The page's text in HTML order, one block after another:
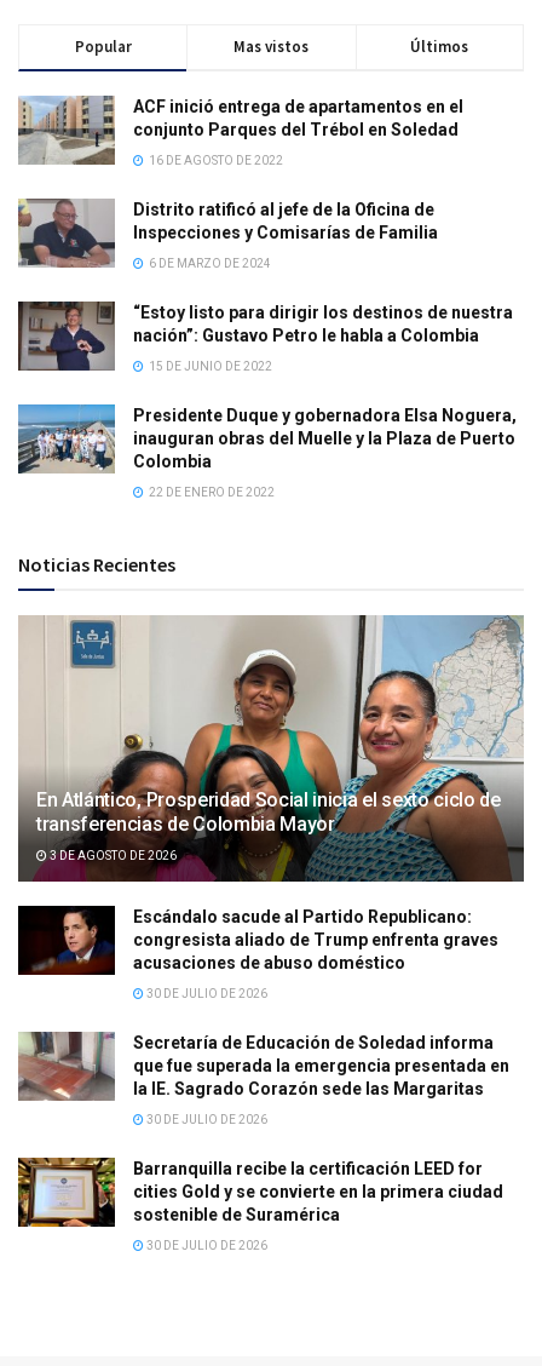
Popular Mas vistos Últimos
ACF inició entrega de apartamentos en el
conjunto Parques del Trébol en Soledad
16 DE AGOSTO DE 2022
Distrito ratificó al jefe de la Oficina de
Inspecciones y Comisarías de Familia
6 DE MARZO DE 2024
“Estoy listo para dirigir los destinos de nuestra
nación”: Gustavo Petro le habla a Colombia
15 DE JUNIO DE 2022
Presidente Duque y gobernadora Elsa Noguera,
inauguran obras del Muelle y la Plaza de Puerto
Colombia
22 DE ENERO DE 2022
Noticias Recientes
En Atlántico, Prosperidad Social inicia el sexto ciclo de
transferencias de Colombia Mayor
3 DE AGOSTO DE 2026
Escándalo sacude al Partido Republicano:
congresista aliado de Trump enfrenta graves
acusaciones de abuso doméstico
30 DE JULIO DE 2026
Secretaría de Educación de Soledad informa
que fue superada la emergencia presentada en
la IE. Sagrado Corazón sede las Margaritas
30 DE JULIO DE 2026
Barranquilla recibe la certificación LEED for
cities Gold y se convierte en la primera ciudad
sostenible de Suramérica
30 DE JULIO DE 2026